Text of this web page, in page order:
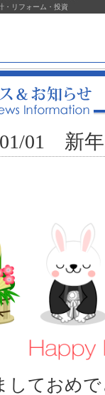
・リフォーム・投資
01/01 新
しておめ